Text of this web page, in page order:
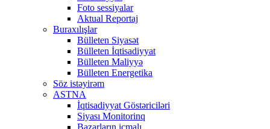
Foto sessiyalar
Aktual Reportaj
Buraxılışlar
Bülleten Siyasət
Bülleten İqtisadiyyat
Bülleten Maliyyə
Bülleten Energetika
Söz istəyirəm
ASTNA
İqtisadiyyat Göstəriciləri
Siyası Monitorinq
Bazarların icmalı